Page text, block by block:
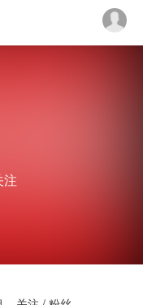
注